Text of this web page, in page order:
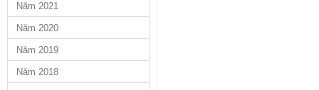
Năm 2021
Năm 2020
Năm 2019
Năm 2018